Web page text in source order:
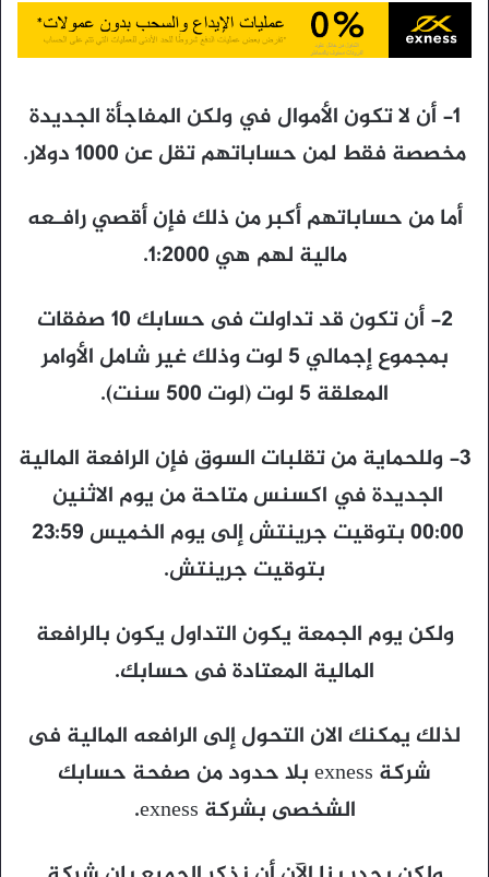
1- أن لا تكون الأموال في ولكن المفاجأة الجديدة
مخصصة فقط لمن حساباتهم تقل عن 1000 دولار.
أما من حساباتهم أكبر من ذلك فإن أقصي رافـعه
مالية لهم هي 1:2000.
2- أن تكون قد تداولت فى حسابك 10 صفقات
بمجموع إجمالي 5 لوت وذلك غير شامل الأوامر
المعلقة 5 لوت (لوت 500 سنت).
3- وللحماية من تقلبات السوق فإن الرافعة المالية
00:00 بتوقيت جرينتش إلى يوم الخميس ‎ 23:59
بتوقيت جرينتش.
ولكن يوم الجمعة يكون التداول يكون بالرافعة
المالية المعتادة فى حسابك.
لذلك يمكنك الان التحول إلى الرافعه المالية فى
شركة exness بلا حدود من صفحة حسابك
الشخصى بشركة exness.